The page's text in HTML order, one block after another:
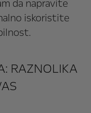
da napravite
iskoristite
RAZNOLIKA